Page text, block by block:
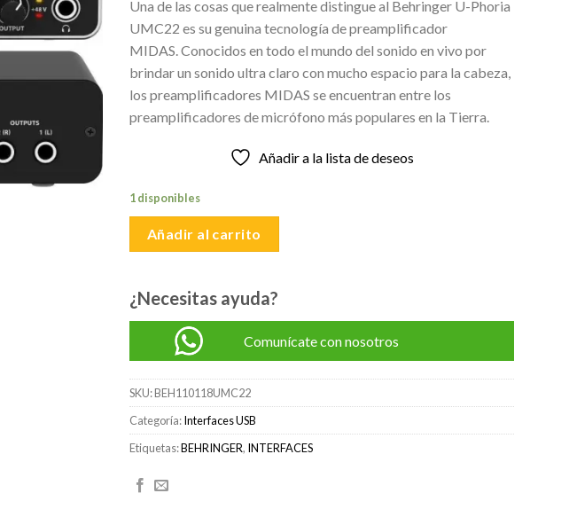
lista de
deseos
original
era:
S/350.00.
actual
es:
S/300.00.
Una de las cosas que realmente distingue al Behringer U-Phoria
UMC22 es su genuina tecnología de preamplificador
MIDAS. Conocidos en todo el mundo del sonido en vivo por
brindar un sonido ultra claro con mucho espacio para la cabeza,
los preamplificadores MIDAS se encuentran entre los
preamplificadores de micrófono más populares en la Tierra.
Añadir a la lista de deseos
1 disponibles
Añadir al carrito
¿Necesitas ayuda?
Comunícate con nosotros
SKU:BEH110118UMC22
Categoría:Interfaces USB
Etiquetas:BEHRINGER, INTERFACES